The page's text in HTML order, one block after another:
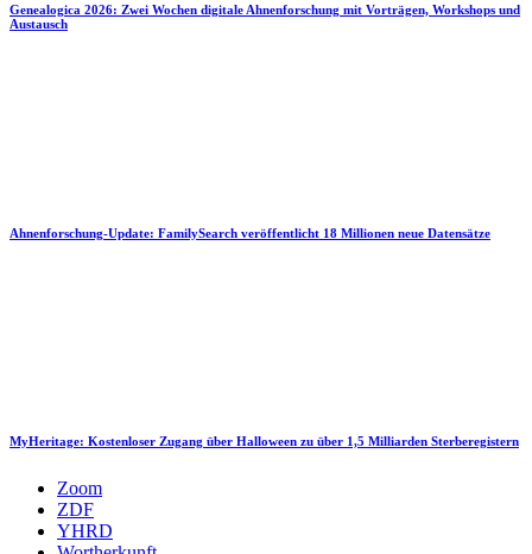
Genealogica 2026: Zwei Wochen digitale Ahnenforschung mit Vorträgen, Workshops und
Austausch
Ahnenforschung-Update: FamilySearch veröffentlicht 18 Millionen neue Datensätze
MyHeritage: Kostenloser Zugang über Halloween zu über 1,5 Milliarden Sterberegistern
Zoom
ZDF
YHRD